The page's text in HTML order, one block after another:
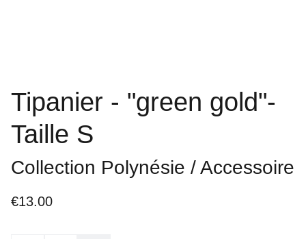
Tipanier - "green gold"-
Taille S
Collection Polynésie / Accessoire
€13.00